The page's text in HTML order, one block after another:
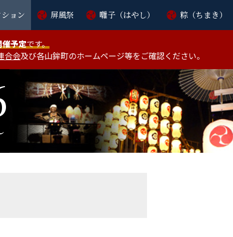
ョン 屏風祭 囃子（はやし） 粽（ちまき）
催予定です。
合会及び各山鉾町のホームページ等をご確認ください。